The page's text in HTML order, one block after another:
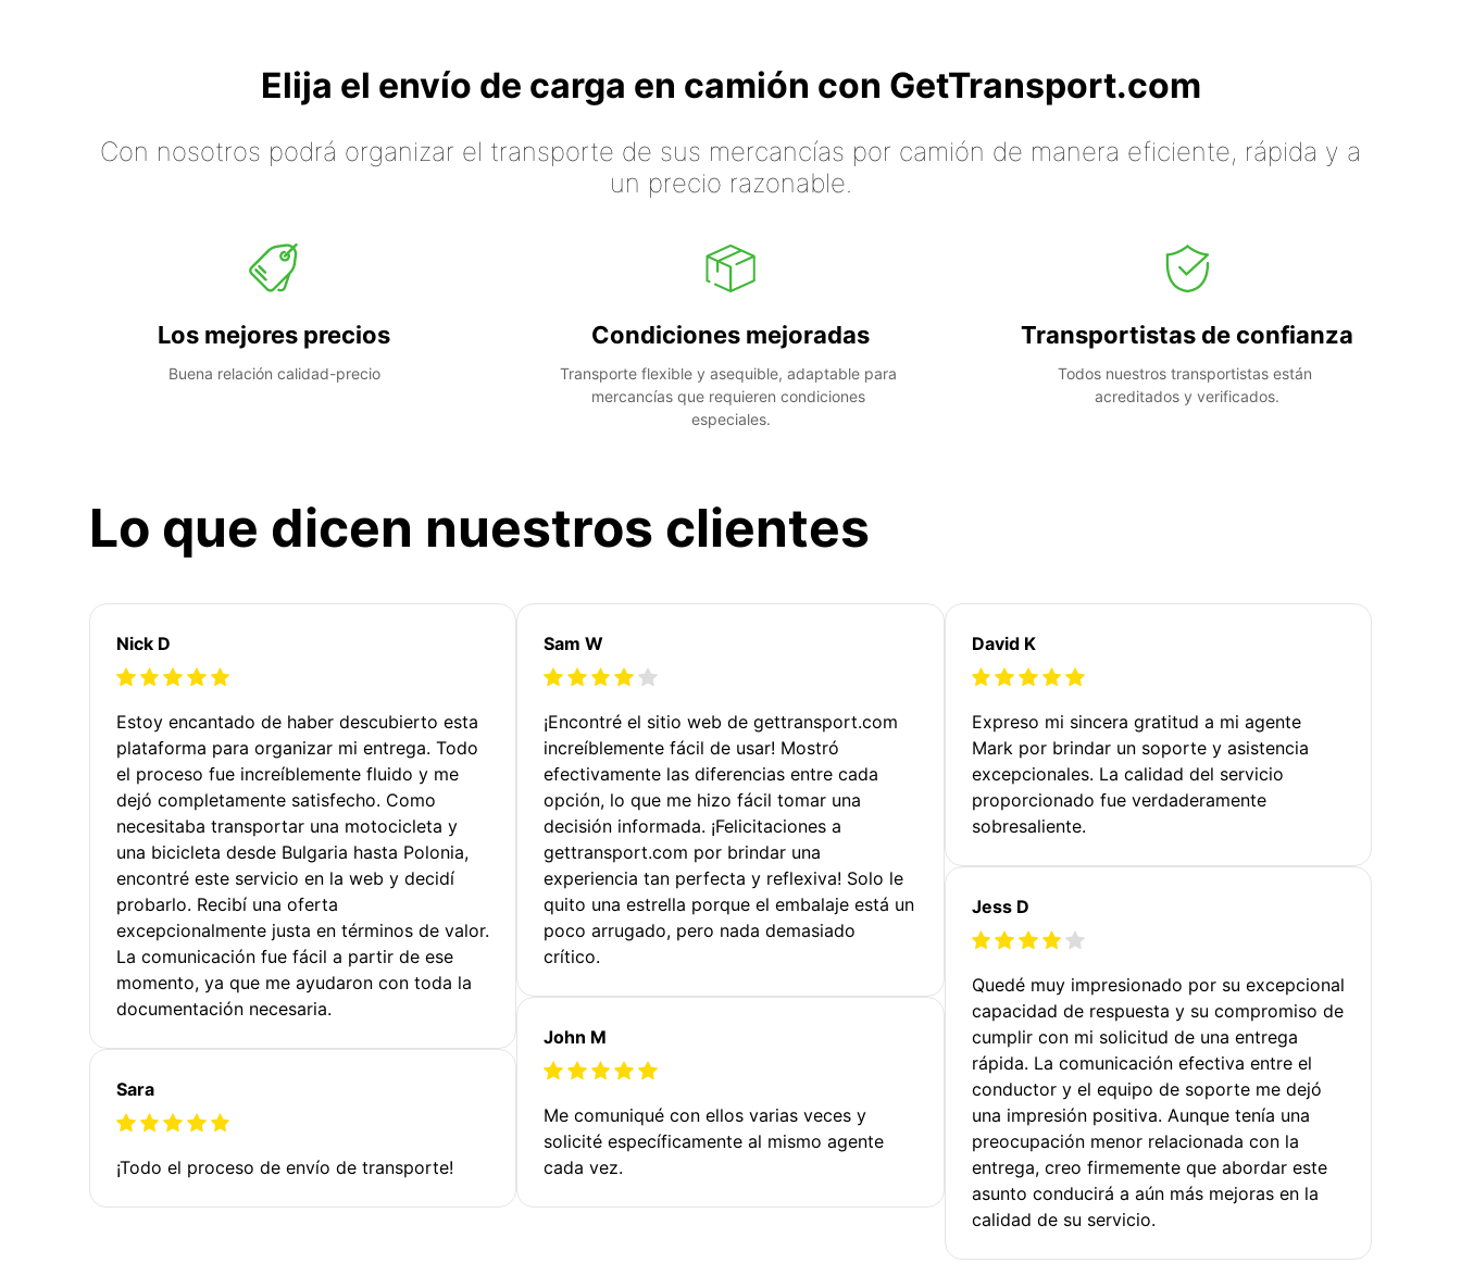
Elija el envío de carga en camión con GetTransport.com
Con nosotros podrá organizar el transporte de sus mercancías por camión de manera eficiente, rápida y a
un precio razonable.
Los mejores precios
Buena relación calidad-precio
Condiciones mejoradas
Transporte flexible y asequible, adaptable para
mercancías que requieren condiciones
especiales.
Transportistas de confianza
Todos nuestros transportistas están
acreditados y verificados.
Lo que dicen nuestros clientes
Nick D
Estoy encantado de haber descubierto esta
plataforma para organizar mi entrega. Todo
el proceso fue increíblemente fluido y me
dejó completamente satisfecho. Como
necesitaba transportar una motocicleta y
una bicicleta desde Bulgaria hasta Polonia,
encontré este servicio en la web y decidí
probarlo. Recibí una oferta
excepcionalmente justa en términos de valor.
La comunicación fue fácil a partir de ese
momento, ya que me ayudaron con toda la
documentación necesaria.
Sara
¡Todo el proceso de envío de transporte!
Sam W
¡Encontré el sitio web de gettransport.com
increíblemente fácil de usar! Mostró
efectivamente las diferencias entre cada
opción, lo que me hizo fácil tomar una
decisión informada. ¡Felicitaciones a
gettransport.com por brindar una
experiencia tan perfecta y reflexiva! Solo le
quito una estrella porque el embalaje está un
poco arrugado, pero nada demasiado
crítico.
John M
Me comuniqué con ellos varias veces y
solicité específicamente al mismo agente
cada vez.
David K
Expreso mi sincera gratitud a mi agente
Mark por brindar un soporte y asistencia
excepcionales. La calidad del servicio
proporcionado fue verdaderamente
sobresaliente.
Jess D
Quedé muy impresionado por su excepcional
capacidad de respuesta y su compromiso de
cumplir con mi solicitud de una entrega
rápida. La comunicación efectiva entre el
conductor y el equipo de soporte me dejó
una impresión positiva. Aunque tenía una
preocupación menor relacionada con la
entrega, creo firmemente que abordar este
asunto conducirá a aún más mejoras en la
calidad de su servicio.